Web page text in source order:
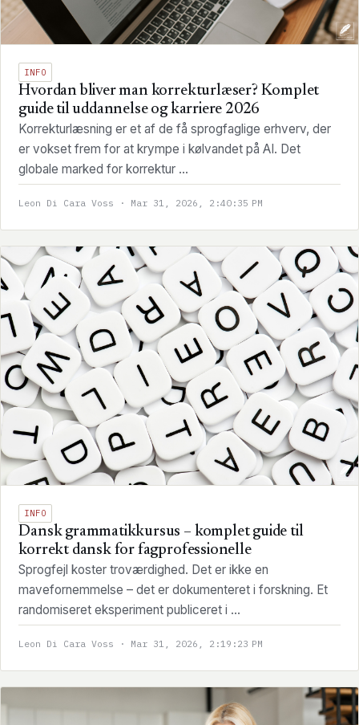
INFO
Hvordan bliver man korrekturlæser? Komplet
guide til uddannelse og karriere 2026
Korrekturlæsning er et af de få sprogfaglige erhverv, der
er vokset frem for at krympe i kølvandet på AI. Det
globale marked for korrektur ...
Leon Di Cara Voss · Mar 31, 2026, 2:40:35 PM
INFO
Dansk grammatikkursus – komplet guide til
korrekt dansk for fagprofessionelle
Sprogfejl koster troværdighed. Det er ikke en
mavefornemmelse – det er dokumenteret i forskning. Et
randomiseret eksperiment publiceret i ...
Leon Di Cara Voss · Mar 31, 2026, 2:19:23 PM